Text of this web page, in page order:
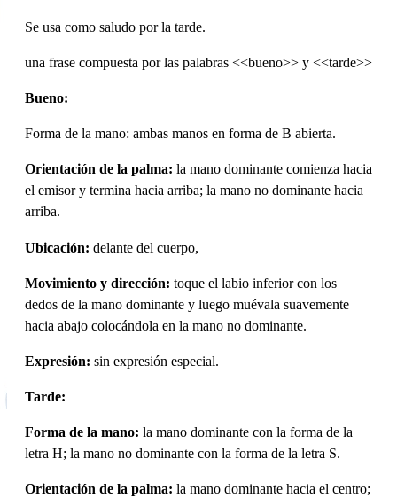
Se usa como saludo por la tarde.
una frase compuesta por las palabras <<bueno>> y <<tarde>>
Bueno:
Forma de la mano: ambas manos en forma de B abierta.
Orientación de la palma: la mano dominante comienza hacia
el emisor y termina hacia arriba; la mano no dominante hacia
arriba.
Ubicación: delante del cuerpo,
Movimiento y dirección: toque el labio inferior con los
dedos de la mano dominante y luego muévala suavemente
hacia abajo colocándola en la mano no dominante.
Expresión: sin expresión especial.
Tarde:
Forma de la mano: la mano dominante con la forma de la
letra H; la mano no dominante con la forma de la letra S.
Orientación de la palma: la mano dominante hacia el centro;